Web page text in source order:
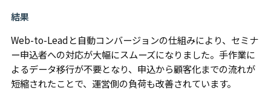
結果
Web-to-Leadと自動コンバージョンの仕組みにより、セミナ
ー申込者への対応が大幅にスムーズになりました。手作業に
よるデータ移行が不要となり、申込から顧客化までの流れが
短縮されたことで、運営側の負荷も改善されています。